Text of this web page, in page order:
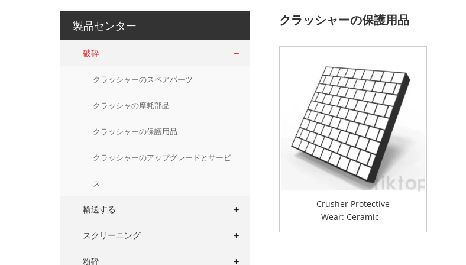
製品センター
破砕
クラッシャーのスペアパーツ
クラッシャの摩耗部品
クラッシャーの保護用品
クラッシャーのアップグレードとサービ
ス
輸送する
スクリーニング
粉砕
クラッシャーの保護用品
Crusher Protective
Wear: Ceramic -
Rubber Composite